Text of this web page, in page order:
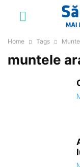
Home Tags
muntele